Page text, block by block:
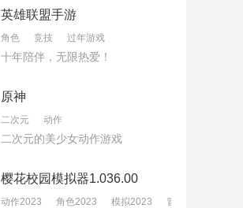
英雄联盟手游
角色 竞技 过年游戏
十年陪伴，无限热爱！
原神
二次元 动作
二次元的美少女动作游戏
樱花校园模拟器1.036.00
动作2023 角色2023 模拟2023 冒险2023